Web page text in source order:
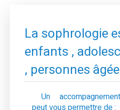
La sophrologie
enfants ,
, personnes
Un
peut vous permettre de :